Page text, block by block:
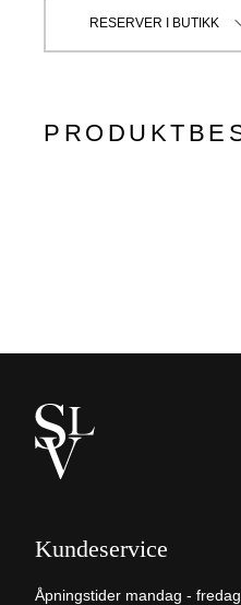
RESERVER I BUTIKK
Kundeservice
Åpningstider mandag -